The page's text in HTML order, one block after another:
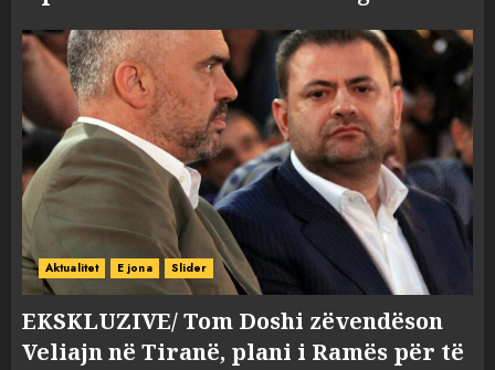
Aktualitet E jona Slider
EKSKLUZIVE/ Tom Doshi zëvendëson
Veliajn në Tiranë, plani i Ramës për të